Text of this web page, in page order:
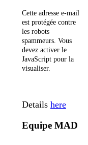
Cette adresse e-mail
est protégée contre
les robots
spammeurs. Vous
devez activer le
JavaScript pour la
visualiser.
Details here
Equipe MAD